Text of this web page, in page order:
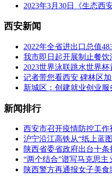
2023年3月30日《生态西
西安新闻
2022年全省进出口总值
我市即日起开展制止餐饮
2023世界泳联跳水世界
记者带您看西安 碑林区
新城区：创建就业创业服
新闻排行
西安市召开疫情防控工作
沪宁沿江高铁从“纸上蓝
陕西省委省政府出台十条
“两个结合”谱写马克思主
陕西警方再通报女子美食